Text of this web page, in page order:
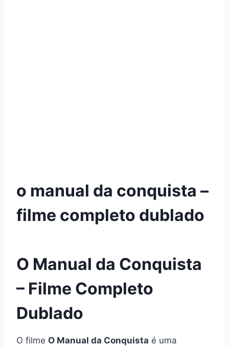
o manual da conquista –
filme completo dublado
O Manual da Conquista
– Filme Completo
Dublado
O filme O Manual da Conquista é uma